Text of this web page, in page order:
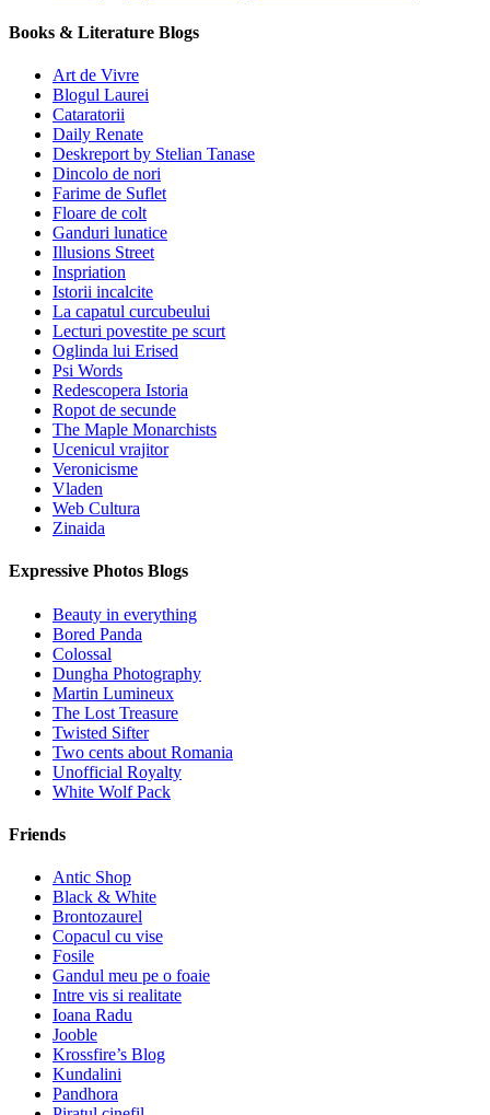
Books & Literature Blogs
Art de Vivre
Blogul Laurei
Cataratorii
Daily Renate
Deskreport by Stelian Tanase
Dincolo de nori
Farime de Suflet
Floare de colt
Ganduri lunatice
Illusions Street
Inspriation
Istorii incalcite
La capatul curcubeului
Lecturi povestite pe scurt
Oglinda lui Erised
Psi Words
Redescopera Istoria
Ropot de secunde
The Maple Monarchists
Ucenicul vrajitor
Veronicisme
Vladen
Web Cultura
Zinaida
Expressive Photos Blogs
Beauty in everything
Bored Panda
Colossal
Dungha Photography
Martin Lumineux
The Lost Treasure
Twisted Sifter
Two cents about Romania
Unofficial Royalty
White Wolf Pack
Friends
Antic Shop
Black & White
Brontozaurel
Copacul cu vise
Fosile
Gandul meu pe o foaie
Intre vis si realitate
Ioana Radu
Jooble
Krossfire’s Blog
Kundalini
Pandhora